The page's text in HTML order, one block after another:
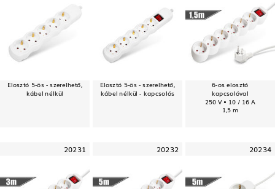
Elosztó 5-ös - szerelhető,
kábel nélkül
Elosztó 5-ös - szerelhető,
kábel nélkül - kapcsolós
6-os elosztó
kapcsolóval
250 V • 10 / 16 A
1,5 m
20231 20232 20234